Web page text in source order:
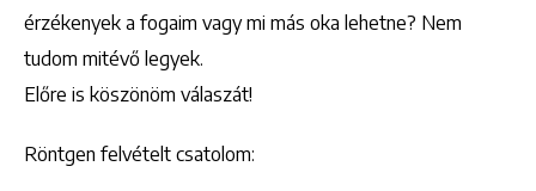
érzékenyek a fogaim vagy mi más oka lehetne? Nem
tudom mitévő legyek.
Előre is köszönöm válaszát!
Röntgen felvételt csatolom: